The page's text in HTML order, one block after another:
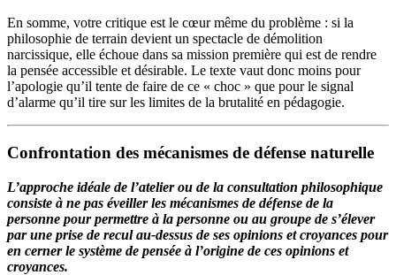
En somme, votre critique est le cœur même du problème : si la
philosophie de terrain devient un spectacle de démolition
narcissique, elle échoue dans sa mission première qui est de rendre
la pensée accessible et désirable. Le texte vaut donc moins pour
l’apologie qu’il tente de faire de ce « choc » que pour le signal
d’alarme qu’il tire sur les limites de la brutalité en pédagogie.
Confrontation des mécanismes de défense naturelle
L’approche idéale de l’atelier ou de la consultation philosophique
consiste à ne pas éveiller les mécanismes de défense de la
personne pour permettre à la personne ou au groupe de s’élever
par une prise de recul au-dessus de ses opinions et croyances pour
en cerner le système de pensée à l’origine de ces opinions et
croyances.